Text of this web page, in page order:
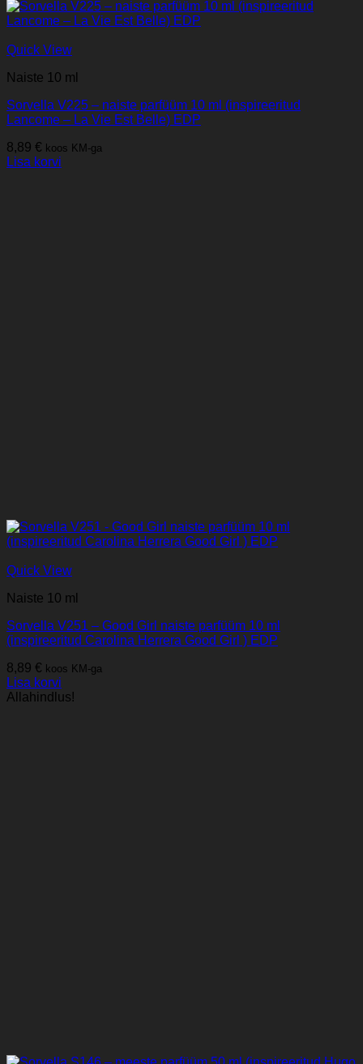
Quick View
Naiste 10 ml
Sorvella V225 – naiste parfüüm 10 ml (inspireeritud
Lancome – La Vie Est Belle) EDP
8,89 € koos KM-ga
Lisa korvi
Quick View
Naiste 10 ml
Sorvella V251 – Good Girl naiste parfüüm 10 ml
(inspireeritud Carolina Herrera Good Girl ) EDP
8,89 € koos KM-ga
Lisa korvi
Allahindlus!